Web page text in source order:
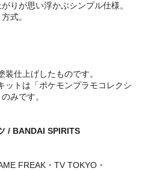
りが思い浮かぶシンプル仕様。
式。
仕上げしたものです。
トは「ポケモンプラモコレクシ
みです。
/ BANDAI SPIRITS
FREAK・TV TOKYO・